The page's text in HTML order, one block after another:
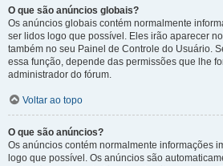
O que são anúncios globais?
Os anúncios globais contém normalmente
ser lidos logo que possível. Eles irão aparecer
também no seu Painel de Controle do Usuário.
essa função, depende das permissões que lhe
administrador do fórum.
Voltar ao topo
O que são anúncios?
Os anúncios contém normalmente informações
logo que possível. Os anúncios são